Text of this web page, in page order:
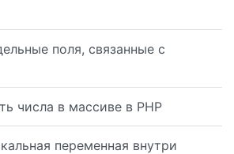
поля, связанные с
числа в массиве в PHP
переменная внутри